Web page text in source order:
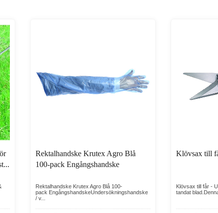
Rektalhandske Krutex Agro Blå
100-pack Engångshandske
Rektalhandske Krutex Agro Blå 100-
pack EngångshandskeUndersökningshandske
/ v...
Klövsax till
Klövsax till får -
tandat